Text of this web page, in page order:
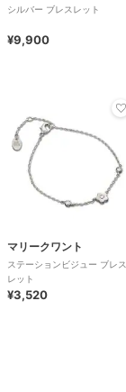
シルバー ブレスレット
¥9,900
マリークワント
ステーションビジュー ブレス
レット
¥3,520